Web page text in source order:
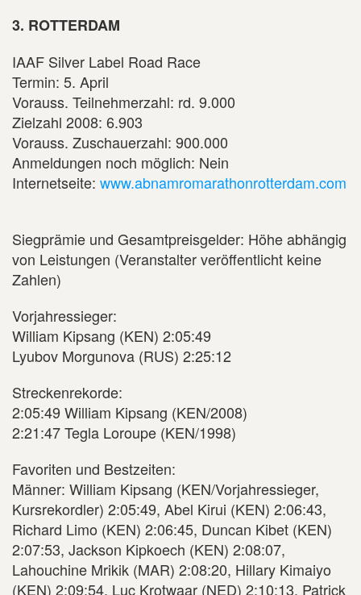
3. ROTTERDAM
IAAF Silver Label Road Race
Termin: 5. April
Vorauss. Teilnehmerzahl: rd. 9.000
Zielzahl 2008: 6.903
Vorauss. Zuschauerzahl: 900.000
Anmeldungen noch möglich: Nein
Internetseite: www.abnamromarathonrotterdam.com
Siegprämie und Gesamtpreisgelder: Höhe abhängig
von Leistungen (Veranstalter veröffentlicht keine
Zahlen)
Vorjahressieger:
William Kipsang (KEN) 2:05:49
Lyubov Morgunova (RUS) 2:25:12
Streckenrekorde:
2:05:49 William Kipsang (KEN/2008)
2:21:47 Tegla Loroupe (KEN/1998)
Favoriten und Bestzeiten:
Männer: William Kipsang (KEN/Vorjahressieger,
Kursrekordler) 2:05:49, Abel Kirui (KEN) 2:06:43,
Richard Limo (KEN) 2:06:45, Duncan Kibet (KEN)
2:07:53, Jackson Kipkoech (KEN) 2:08:07,
Lahouchine Mrikik (MAR) 2:08:20, Hillary Kimaiyo
(KEN) 2:09:54, Luc Krotwaar (NED) 2:10:13, Patrick